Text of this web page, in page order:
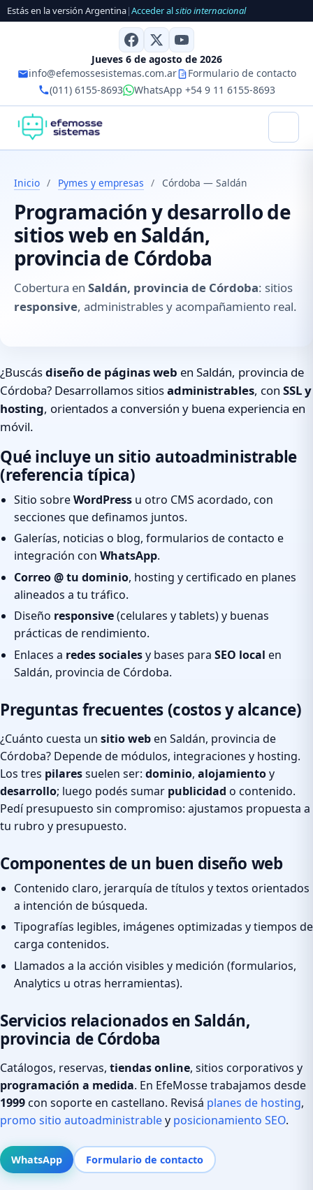
Estás en la versión Argentina|Acceder alsitio internacional
Jueves 6 de agosto de 2026
info@efemossesistemas.com.ar
Formulario de contacto
(011) 6155-8693
WhatsApp +54 9 11 6155-8693
Inicio / Pymes y empresas / Córdoba — Saldán
Programación y desarrollo de
sitios web en Saldán,
provincia de Córdoba
Cobertura en Saldán, provincia de Córdoba: sitios
responsive, administrables y acompañamiento real.
¿Buscásdiseño de páginas web en Saldán, provincia de
Córdoba? Desarrollamos sitiosadministrables, con SSL y
hosting, orientados a conversión y buena experiencia en
móvil.
Qué incluye un sitio autoadministrable
(referencia típica)
Sitio sobreWordPress u otro CMS acordado, con
secciones que definamos juntos.
Galerías, noticias o blog, formularios de contacto e
integración con WhatsApp.
Correo @ tu dominio, hosting y certificado en planes
alineados a tu tráfico.
Diseño responsive(celulares y tablets) y buenas
prácticas de rendimiento.
Enlaces a redes socialesy bases para SEO local en
Saldán, provincia de Córdoba.
Preguntas frecuentes (costos y alcance)
¿Cuánto cuesta un sitio weben Saldán, provincia de
Córdoba? Depende de módulos, integraciones y hosting.
Los tres pilaressuelen ser: dominio, alojamientoy
desarrollo; luego podés sumar publicidad o contenido.
Pedí presupuesto sin compromiso: ajustamos propuesta a
tu rubro y presupuesto.
Componentes de un buen diseño web
Contenido claro, jerarquía de títulos y textos orientados
a intención de búsqueda.
Tipografías legibles, imágenes optimizadas y tiempos de
carga contenidos.
Llamados a la acción visibles y medición (formularios,
Analytics u otras herramientas).
Servicios relacionados en Saldán,
provincia de Córdoba
Catálogos, reservas, tiendas online, sitios corporativos y
programación a medida. En EfeMosse trabajamos desde
1999con soporte en castellano. Revisá planes de hosting,
promo sitio autoadministrabley posicionamiento SEO.
WhatsApp Formulario de contacto